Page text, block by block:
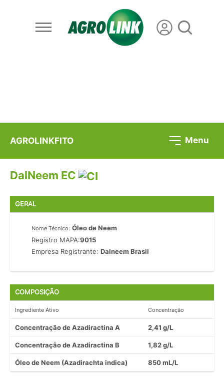
AGROLINKFITO Menu
DalNeem EC
GERAL
Nome Técnico: Óleo de Neem
Registro MAPA:9015
Empresa Registrante:Dalneem Brasil
COMPOSIÇÃO
Ingrediente Ativo Concentração
Concentração de Azadiractina A 2,41 g/L
Concentração de Azadiractina B 1,82 g/L
Óleo de Neem (Azadirachta indica) 850 mL/L